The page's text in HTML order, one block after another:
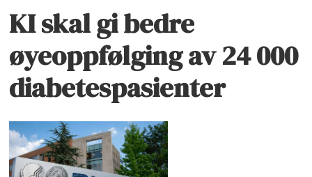
KI skal gi bedre
øyeoppfølging av 24 000
diabetespasienter